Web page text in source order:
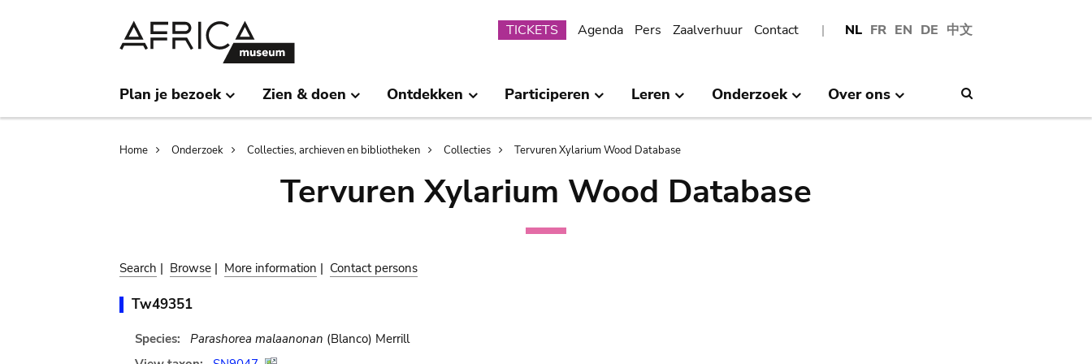
NL FR EN DE 中文
Submenu
TICKETS Agenda Pers Zaalverhuur Contact
Plan je bezoek Zien & doen Ontdekken Participeren Leren Onderzoek Over ons
Breadcrumb
Home Onderzoek Collecties, archieven en bibliotheken Collecties Tervuren Xylarium Wood Database
Tervuren Xylarium Wood Database
Search | Browse | More information | Contact persons
Tw49351
Species: Parashorea malaanonan (Blanco) Merrill